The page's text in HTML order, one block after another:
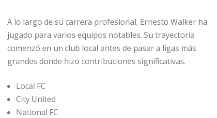
A lo largo de su carrera profesional, Ernesto Walker ha
jugado para varios equipos notables. Su trayectoria
comenzó en un club local antes de pasar a ligas más
grandes donde hizo contribuciones significativas.
Local FC
City United
National FC